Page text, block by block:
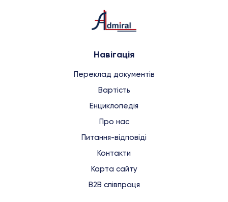
Навігація
Переклад документів
Вартість
Енциклопедія
Про нас
Питання-відповіді
Контакти
Карта сайту
B2B співпраця